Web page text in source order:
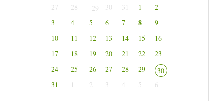
27 28 29 30 31 1
2
3
4 5 6 7 8
9
10
11 12 13 14 15
16
17
18 19 20 21 22
23
24
25 26 27 28 29
30
31
1 2 3 4 5 6